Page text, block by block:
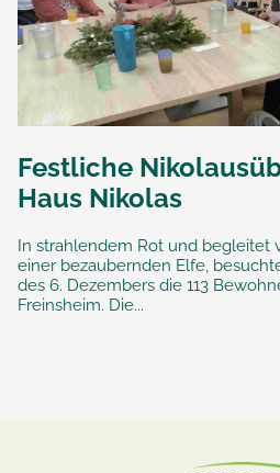
Festliche
Haus Nikolas
In strahlendem Rot und begleitet
einer bezaubernden Elfe,
des 6. Dezembers die 113
Freinsheim. Die...